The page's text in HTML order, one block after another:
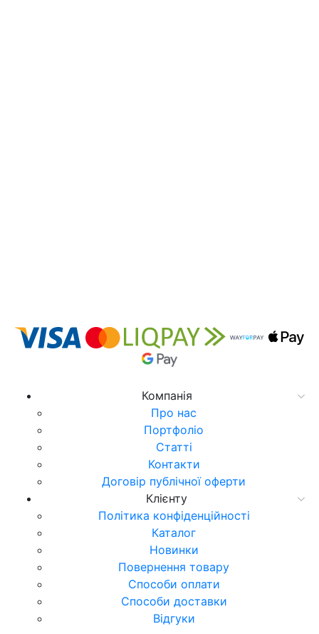
Компанія
Про нас
Портфоліо
Статті
Контакти
Договір публічної оферти
Клієнту
Політика конфіденційності
Каталог
Новинки
Повернення товару
Способи оплати
Способи доставки
Відгуки